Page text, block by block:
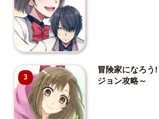
3
冒険家になろう
ジョン攻略～